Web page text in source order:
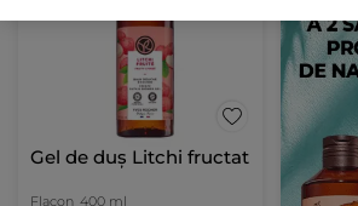
Gel de duș Litchi fructat
Flacon 400 ml